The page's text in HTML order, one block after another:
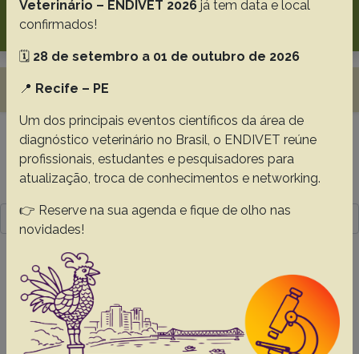
Search
Toggle navigation
Resultado da pesquisa (1)
Termo utilizado na pesquisa
Ferreira D.L.
Crotalaria spectabilis Roth.
(Fabaceae, Papilionoideae) seed poisoning in
cattle and use of liver biopsy to diagnose
subclinical disease
Cavasani J.P.S. Dias L. Santos I.G.
Garcia D.M.
Veterinário – ENDIVET 2026 já tem data e local
confirmados!
🗓️ 28 de setembro a 01 de outubro de 2026
📍 Recife – PE
Um dos principais eventos científicos da área de
diagnóstico veterinário no Brasil, o ENDIVET reúne
profissionais, estudantes e pesquisadores para
atualização, troca de conhecimentos e networking.
👉 Reserve na sua agenda e fique de olho nas
novidades!